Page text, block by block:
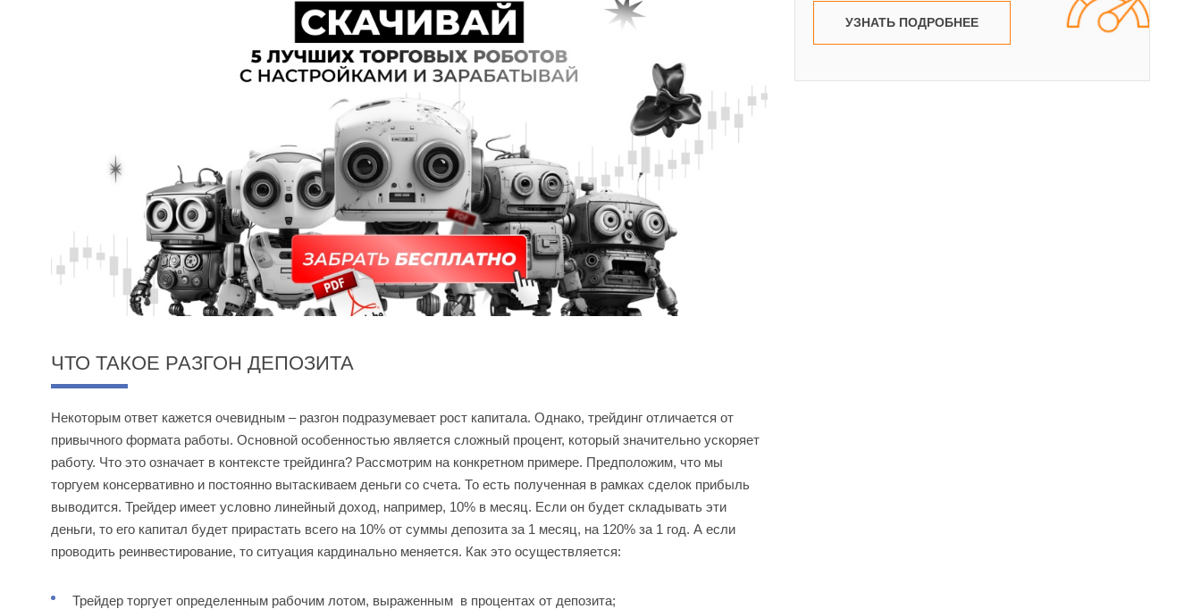
ЧТО ТАКОЕ РАЗГОН ДЕПОЗИТА
Некоторым ответ кажется очевидным – разгон подразумевает рост капитала. Однако, трейдинг отличается от
привычного формата работы. Основной особенностью является сложный процент, который значительно ускоряет
работу. Что это означает в контексте трейдинга? Рассмотрим на конкретном примере. Предположим, что мы
торгуем консервативно и постоянно вытаскиваем деньги со счета. То есть полученная в рамках сделок прибыль
выводится. Трейдер имеет условно линейный доход, например, 10% в месяц. Если он будет складывать эти
деньги, то его капитал будет прирастать всего на 10% от суммы депозита за 1 месяц, на 120% за 1 год. А если
проводить реинвестирование, то ситуация кардинально меняется. Как это осуществляется:
Трейдер торгует определенным рабочим лотом, выраженным в процентах от депозита;
УЗНАТЬ ПОДРОБНЕЕ